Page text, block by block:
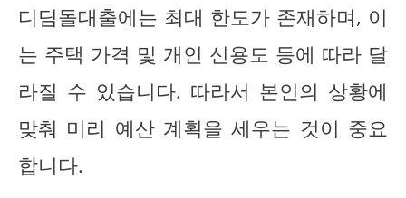
디딤돌대출에는 최대 한도가 존재하며, 이
는 주택 가격 및 개인 신용도 등에 따라 달
라질 수 있습니다. 따라서 본인의 상황에
맞춰 미리 예산 계획을 세우는 것이 중요
합니다.